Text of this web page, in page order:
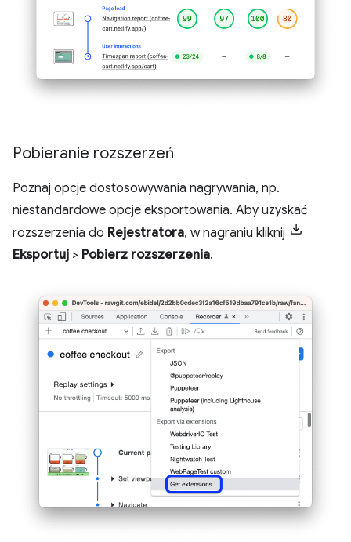
Pobieranie rozszerzeń
Poznaj opcje dostosowywania nagrywania, np.
niestandardowe opcje eksportowania. Aby uzyskać
rozszerzenia do Rejestratora, w nagraniu kliknij
Eksportuj > Pobierz rozszerzenia.